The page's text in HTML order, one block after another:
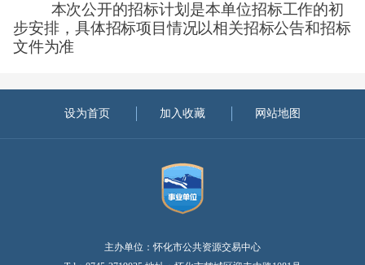
本次公开的招标计划是本单位招标工作的初
步安排，具体招标项目情况以相关招标公告和招标
文件为准
设为首页 加入收藏 网站地图
主办单位：怀化市公共资源交易中心